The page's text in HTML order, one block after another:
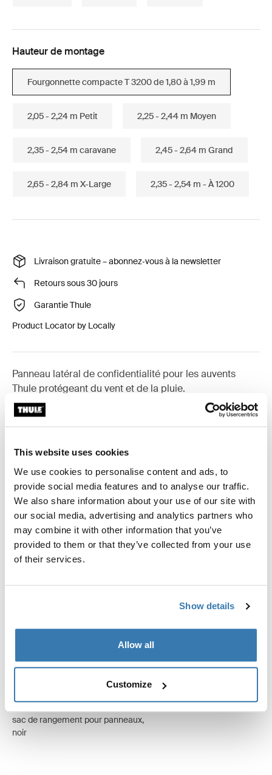
This website uses cookies
We use cookies to personalise content and ads, to
provide social media features and to analyse our traffic.
We also share information about your use of our site with
our social media, advertising and analytics partners who
may combine it with other information that you’ve
provided to them or that they’ve collected from your use
of their services.
Show details
Allow all
Customize
Hauteur de montage
Fourgonnette compacte T 3200 de 1,80 à 1,99 m
2,05 - 2,24 m Petit 2,25 - 2,44 m Moyen
2,35 - 2,54 m caravane 2,45 - 2,64 m Grand
2,65 - 2,84 m X-Large 2,35 - 2,54 m - À 1200
Livraison gratuite – abonnez‑vous à la newsletter
Retours sous 30 jours
Garantie Thule
Product Locator by Locally
Panneau latéral de confidentialité pour les auvents
Thule protégeant du vent et de la pluie.
Accessoires pour Thule Rain
Blocker G2 Side
Disponible en ligne
sac de rangement pour panneaux,
noir